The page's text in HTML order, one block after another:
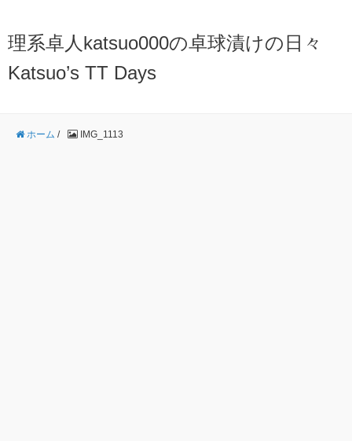
理系卓人katsuo000の卓球漬けの日々
Katsuo’s TT Days
ホーム / IMG_1113